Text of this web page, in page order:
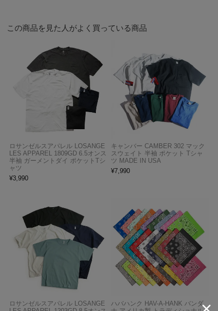
この商品を見た人がよく買っている商品
ロサンゼルスアパレル LOSANGE
LES APPAREL 1809GD 6.5オンス
半袖 ガーメントダイ ポケットTシ
ャツ
¥3,990
キャンバー CAMBER 302 マック
スウェイト 半袖 ポケット Tシャ
ツ MADE IN USA
¥7,990
ロサンゼルスアパレル LOSANGE
ハバハンク HAV-A-HANK バンダ